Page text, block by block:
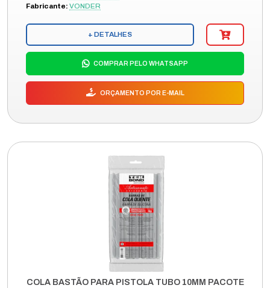
Fabricante: VONDER
+ DETALHES
COMPRAR PELO WHATSAPP
ORÇAMENTO POR E-MAIL
COLA BASTÃO PARA PISTOLA TUBO 10MM PACOTE